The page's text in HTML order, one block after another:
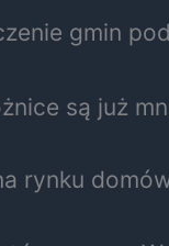
gmin
są już
rynku